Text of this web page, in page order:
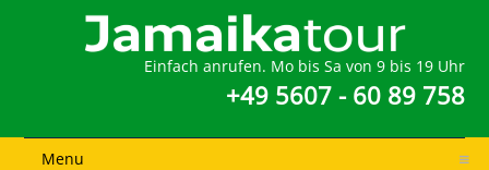
Einfach anrufen. Mo bis Sa von 9 bis 19 Uhr
+49 5607 - 60 89 758
Menu